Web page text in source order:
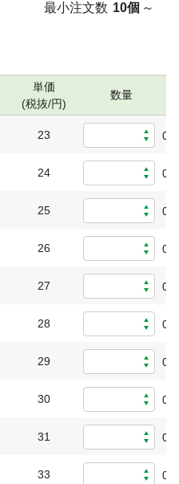
最小注文数 10個 ～
単価
(税抜/円)
数量
23 0
24 0
25 0
26 0
27 0
28 0
29 0
30 0
31 0
33 0